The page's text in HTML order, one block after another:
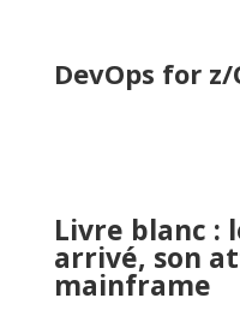
PackMan
Télécharger